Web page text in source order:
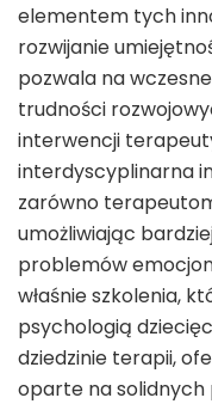
elementem tych
rozwijanie
pozwala na
trudności
interwencji
interdyscyplinarna
zarówno
umożliwiając
problemów
właśnie szkolenia,
psychologią
dziedzinie terapii,
oparte na